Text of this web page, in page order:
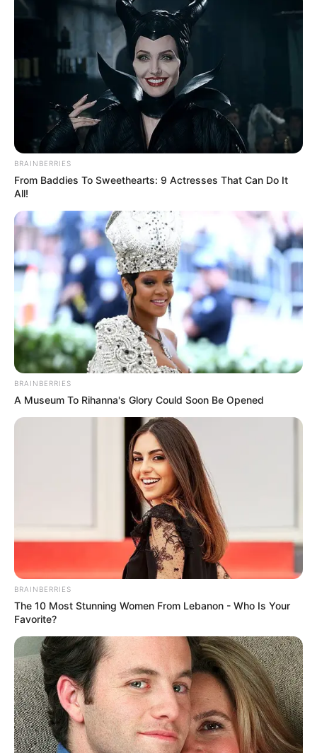
ΣΠΑΜΕ ΤΟ ΜΑΤΡΙΞ – ΤΟ ΒΙΒΛΙΟ
BRAINBERRIES
From Baddies To Sweethearts: 9 Actresses That Can Do It
All!
BRAINBERRIES
A Museum To Rihanna's Glory Could Soon Be Opened
BRAINBERRIES
The 10 Most Stunning Women From Lebanon - Who Is Your
Favorite?